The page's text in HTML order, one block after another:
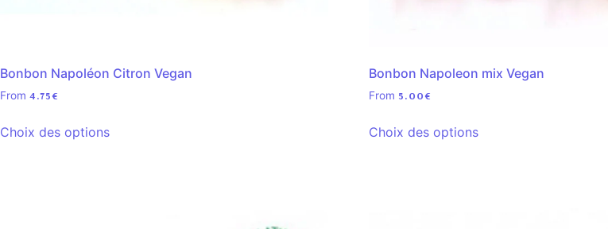
Bonbon Napoléon Citron Vegan
From 4.75€
Choix des options
Bonbon Napoleon mix Vegan
From 5.00€
Choix des options